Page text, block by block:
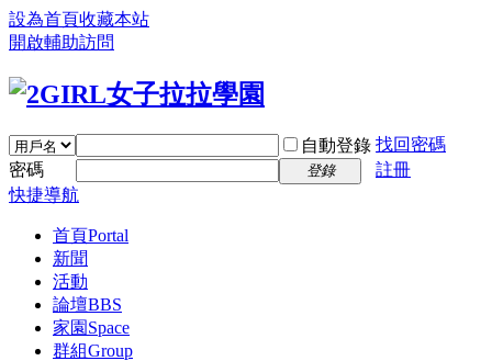
設為首頁收藏本站
開啟輔助訪問
自動登錄 找回密碼
密碼
登錄
註冊
快捷導航
首頁Portal
新聞
活動
論壇BBS
家園 Space
群組Group